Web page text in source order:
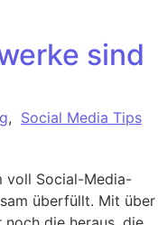
sind
, Social Media Tips
voll Social-Media-
überfüllt. Mit über